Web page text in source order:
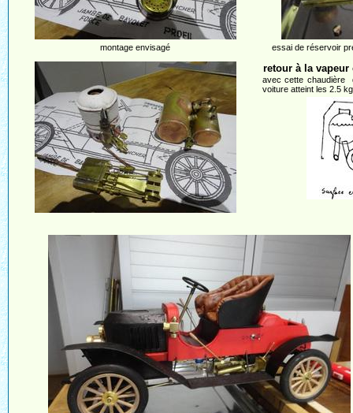
montage envisagé essai de réservoir
retour à la vapeur
avec cette chaudière
voiture atteint les 2.5